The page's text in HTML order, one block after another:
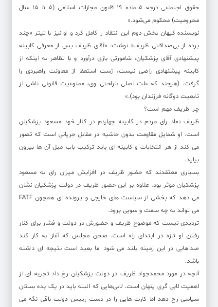
حقوق اجتماعی درجه ۵ ماده ۱۹ قانون مجازات اسلامی (۵ تا ۱۵ سال
محرومیت) محکوم می‌شود.»
نویسنده کیهان بخش دوم این انتقاد را کامل کرد و او نیز با تیتر «چند
پرده از بی‌صداقتی ظریف» نوشت: «آقای ظریف پس از معرفی کابینه
پیشنهادی آقای پزشکیان، شامورتی بازی درآورد و با تظاهر به اینکه از
کابینه پیشنهادی راضی نیست، ژست استعفا از معاونت راهبردی را
گرفت. (هرچند که علت اصلی ناراحتی وی، ممنوعیت قانونی ناشی از
تابعیت دوگانه فرزندان بود).»
چرا ظریف مهم است؟
ظریف نماد رای مردم در کابینه چهاردم در کنار خود مسعود پزشکیان
است. او شمایل مقاومت بدون حاشیه در مقابل جریانی است که تصور
می کند از هر انتخابات و کابینه ای باید ترکیب باب میل آن ها بیرون
بیاید.
بسیاری معتقدند که حضور ظریف در افزایش میزان رای به مسعود
پزشکیان موثر بود. علاوه بر این حضور ظریف در دولت پزشکیان نشان
می دهد که بخشی از سیاست های خارجی و پرونده ای همچون FATF
می تواند به چه سمت و سویی برود.
تردیدی نیست که موضوع ظریف و حضورش در دولت و فشار برای کنار
رفتن او تازه در ابتدای راه است. صحن مجلس که آغاز به کار کند
صداهایی در این زمینه بلند می شود اما بعید است نتیجه ای داشته
باشد.
آنچه در مورد محمدجواد ظریف در دولت پزشکیان رخ داد تجربه ای از
اهمیت لابی گری پنهان است. لابی‌هایی که البته باید در یک بده بستان
سیاسی رخ دهد اما کارت هایی را در دست رییس دولت باقی نگه می